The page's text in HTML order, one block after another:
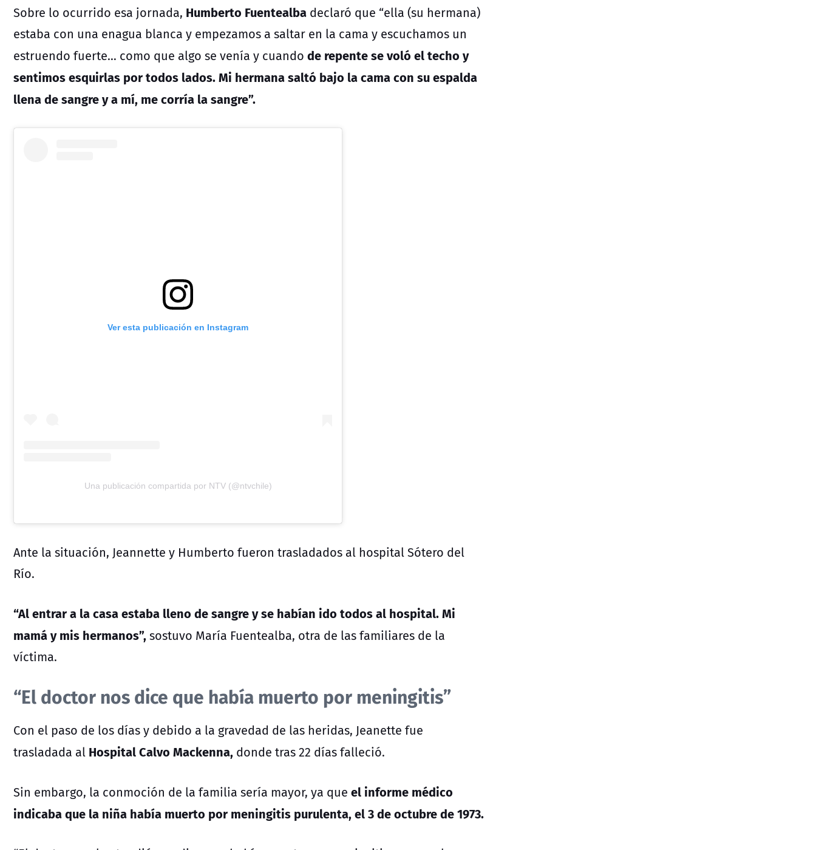
Sobre lo ocurrido esa jornada, Humberto Fuentealba declaró que “ella (su hermana)
estaba con una enagua blanca y empezamos a saltar en la cama y escuchamos un
estruendo fuerte… como que algo se venía y cuando de repente se voló el techo y
sentimos esquirlas por todos lados. Mi hermana saltó bajo la cama con su espalda
llena de sangre y a mí, me corría la sangre”.
Ver esta publicación en Instagram
Una publicación compartida por NTV (@ntvchile)
Ante la situación, Jeannette y Humberto fueron trasladados al hospital Sótero del
Río.
“Al entrar a la casa estaba lleno de sangre y se habían ido todos al hospital. Mi
mamá y mis hermanos”,sostuvo María Fuentealba, otra de las familiares de la
víctima.
“El doctor nos dice que había muerto por meningitis”
Con el paso de los días y debido a la gravedad de las heridas, Jeanette fue
trasladada al Hospital Calvo Mackenna, donde tras 22 días falleció.
Sin embargo, la conmoción de la familia sería mayor, ya que el informe médico
indicaba que la niña había muerto por meningitis purulenta, el 3 de octubre de 1973.